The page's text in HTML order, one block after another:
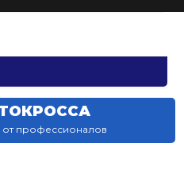
от профессионалов